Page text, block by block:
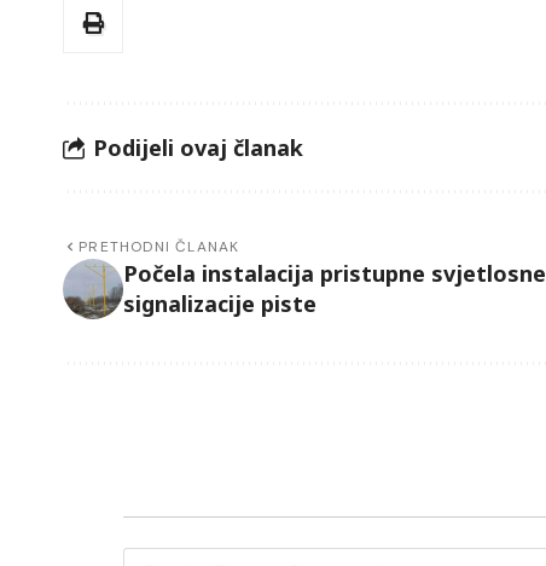
Podijeli ovaj članak
PRETHODNI ČLANAK
Počela instalacija pristupne svjetlosne
signalizacije piste